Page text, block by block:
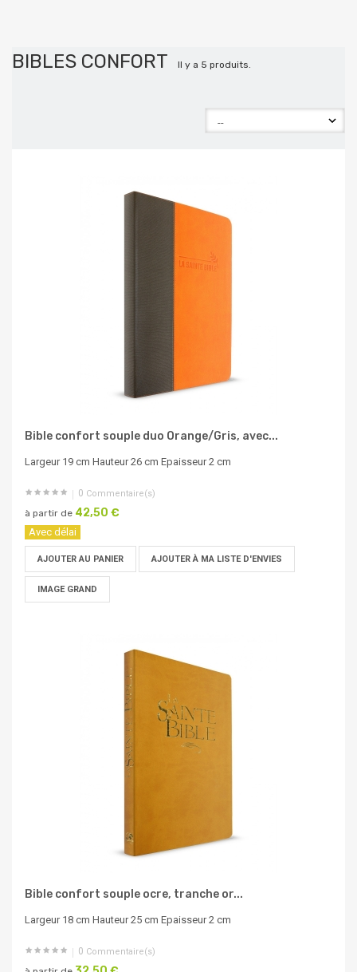
BIBLES CONFORT Il y a 5 produits.
Bible confort souple duo Orange/Gris, avec...
Largeur 19 cm Hauteur 26 cm Epaisseur 2 cm
0 Commentaire(s)
à partir de 42,50 €
Avec délai
AJOUTER AU PANIER AJOUTER À MA LISTE D'ENVIES
IMAGE GRAND
Bible confort souple ocre, tranche or...
Largeur 18 cm Hauteur 25 cm Epaisseur 2 cm
0 Commentaire(s)